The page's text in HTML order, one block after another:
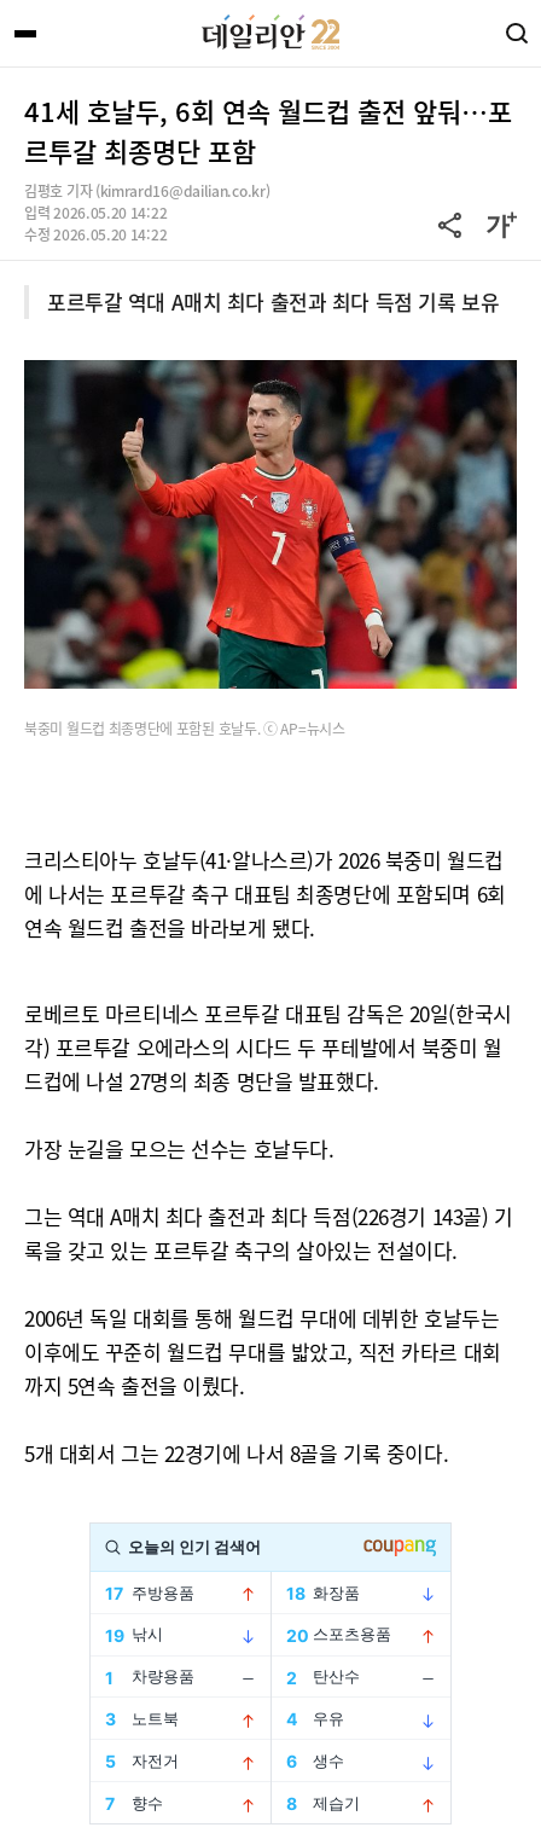
41세 호날두, 6회 연속 월드컵 출전 앞둬…포
르투갈 최종명단 포함
김평호 기자 (kimrard16@dailian.co.kr)
입력 2026.05.20 14:22
수정 2026.05.20 14:22
포르투갈 역대 A매치 최다 출전과 최다 득점 기록 보유
북중미 월드컵 최종명단에 포함된 호날두. ⓒ AP=뉴시스
크리스티아누 호날두(41·알나스르)가 2026 북중미 월드컵
에 나서는 포르투갈 축구 대표팀 최종명단에 포함되며 6회
연속 월드컵 출전을 바라보게 됐다.
로베르토 마르티네스 포르투갈 대표팀 감독은 20일(한국시
각) 포르투갈 오에라스의 시다드 두 푸테발에서 북중미 월
드컵에 나설 27명의 최종 명단을 발표했다.
가장 눈길을 모으는 선수는 호날두다.
그는 역대 A매치 최다 출전과 최다 득점(226경기 143골) 기
록을 갖고 있는 포르투갈 축구의 살아있는 전설이다.
2006년 독일 대회를 통해 월드컵 무대에 데뷔한 호날두는
이후에도 꾸준히 월드컵 무대를 밟았고, 직전 카타르 대회
까지 5연속 출전을 이뤘다.
5개 대회서 그는 22경기에 나서 8골을 기록 중이다.